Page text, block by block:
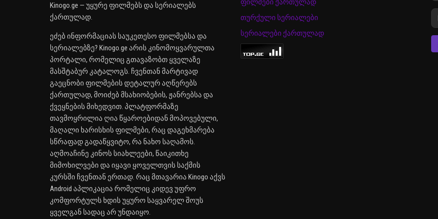
Kinogo.ge — უყურე ფილმებს და სერიალებს
ქართულად.
ეძებ ინფორმაციას საუკეთესო ფილმებსა და
სერიალებზე? Kinogo.ge არის კინომოყვარულთა
პორტალი, რომელიც გთავაზობთ ყველაზე
მასშტაბურ კატალოგს. ჩვენთან მარტივად
გაეცნობი ფილმების დეტალურ აღწერებს
ქართულად, მოიძებ მსახიობების, ჟანრებსა და
ქვეყნების მიხედვით. პლატფორმაზე
თავმოყრილია ღია წყაროებიდან მოპოვებული,
მაღალი ხარისხის ფილმები, რაც დაგეხმარება
სწრაფად გადაწყვიტო, რა ნახო საღამოს.
აღმოაჩინე კინოს სიახლეები, წაიკითხე
მიმოხილვები და იყავი ყოველთვის საქმის
კურსში ჩვენთან ერთად. რაც მთავარია Kinogo აქვს
Android აპლიკაცია რომელიც კიდევ უფრო
კომფორტულს ხდის უყურო საყვარელ შოუს
ყველგან სადაც არ უნდაიყო.
ფილმები ქართულად
თურქული სერიალები
სერიალები ქართულად